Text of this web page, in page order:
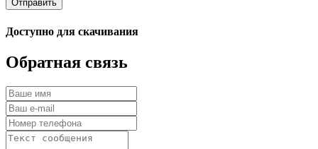
Отправить
Доступно для скачивания
Обратная связь